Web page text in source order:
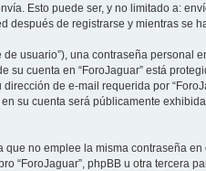
Esto puede ser, y no limitado a:
de registrarse y mientras se
usuario”), una contraseña personal
cuenta en “ForoJaguar” está
de e-mail requerida por
su cuenta será públicamente
no emplee la misma contraseña
“ForoJaguar”, phpBB u otra tercera